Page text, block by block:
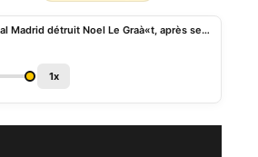
Le Real Madrid détruit Noel Le Graà«t, après ses propos sur Zinedine Zidane
1x